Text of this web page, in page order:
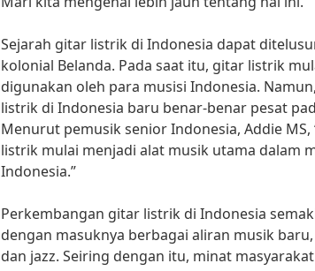
Sejarah gitar listrik di Indonesia dapat
kolonial Belanda. Pada saat itu, gitar listrik
digunakan oleh para musisi Indonesia.
listrik di Indonesia baru benar-benar pesat
Menurut pemusik senior Indonesia, Addie MS,
listrik mulai menjadi alat musik utama dalam
Indonesia.”
Perkembangan gitar listrik di Indonesia
dengan masuknya berbagai aliran musik
dan jazz. Seiring dengan itu, minat